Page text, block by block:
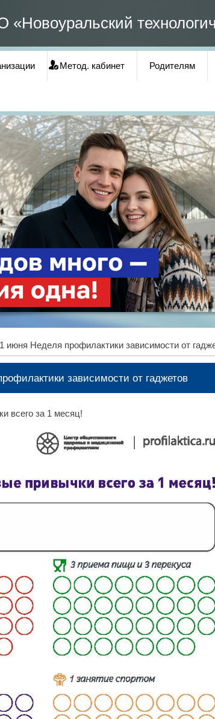
Метод. кабинет Родителям
июня Неделя профилактики зависимости от
зависимости от гаджетов
всего за 1 месяц!